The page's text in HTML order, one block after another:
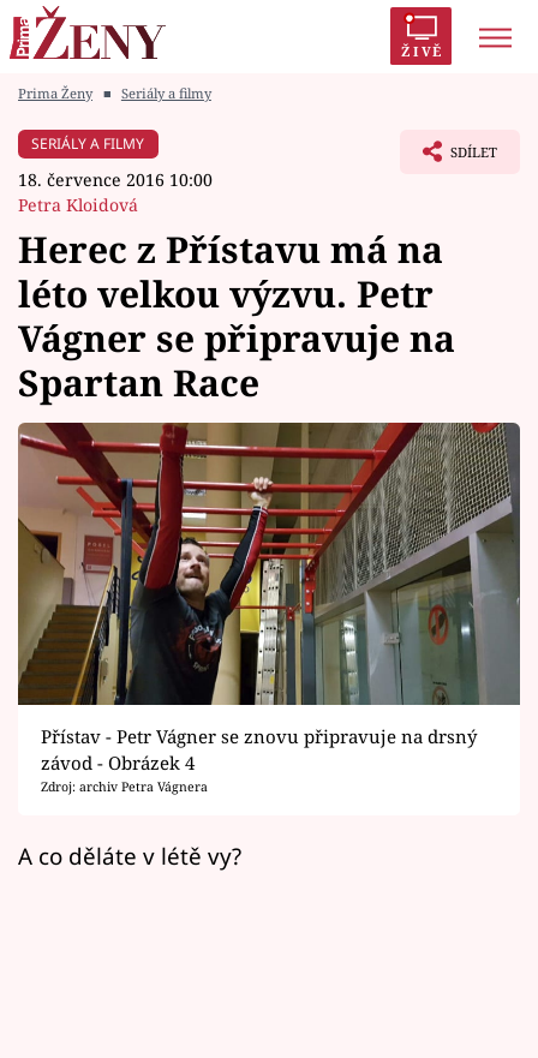
ŽIVĚ
Módní alarm
Témata
Celebrity
Vztahy
Seriály
Horoskopy
Sledujte prima+
Filmový festival Karlovy Vary
Mámy sobě
Přihlášení
Prima Ženy ■ Seriály a filmy
SERIÁLY A FILMY
18. července 2016 10:00
Petra Kloidová
SDÍLET
Herec z Přístavu má na
léto velkou výzvu. Petr
Vágner se připravuje na
Spartan Race
Přístav - Petr Vágner se znovu připravuje na drsný
závod - Obrázek 4
Zdroj: archiv Petra Vágnera
A co děláte v létě vy?